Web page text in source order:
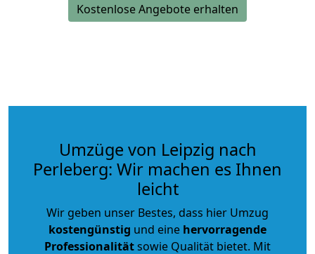
Kostenlose Angebote erhalten
Umzüge von Leipzig nach
Perleberg: Wir machen es Ihnen
leicht
Wir geben unser Bestes, dass hier Umzug
kostengünstig und eine hervorragende
Professionalitätsowie Qualität bietet. Mit